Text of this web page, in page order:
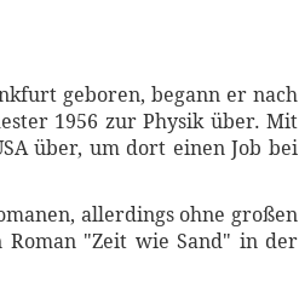
geboren, begann er nach
1956 zur Physik über. Mit
über, um dort einen Job bei
allerdings ohne großen
Roman "Zeit wie Sand" in der